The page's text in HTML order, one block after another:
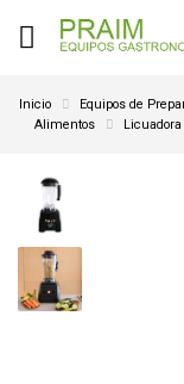
Inicio Equipos de
Alimentos